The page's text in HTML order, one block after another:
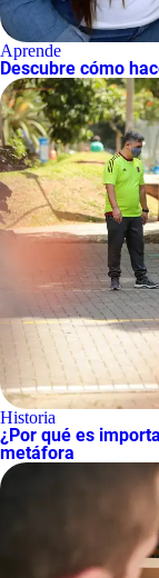
Aprende
Descubre cómo
Historia
¿Por qué es
metáfora